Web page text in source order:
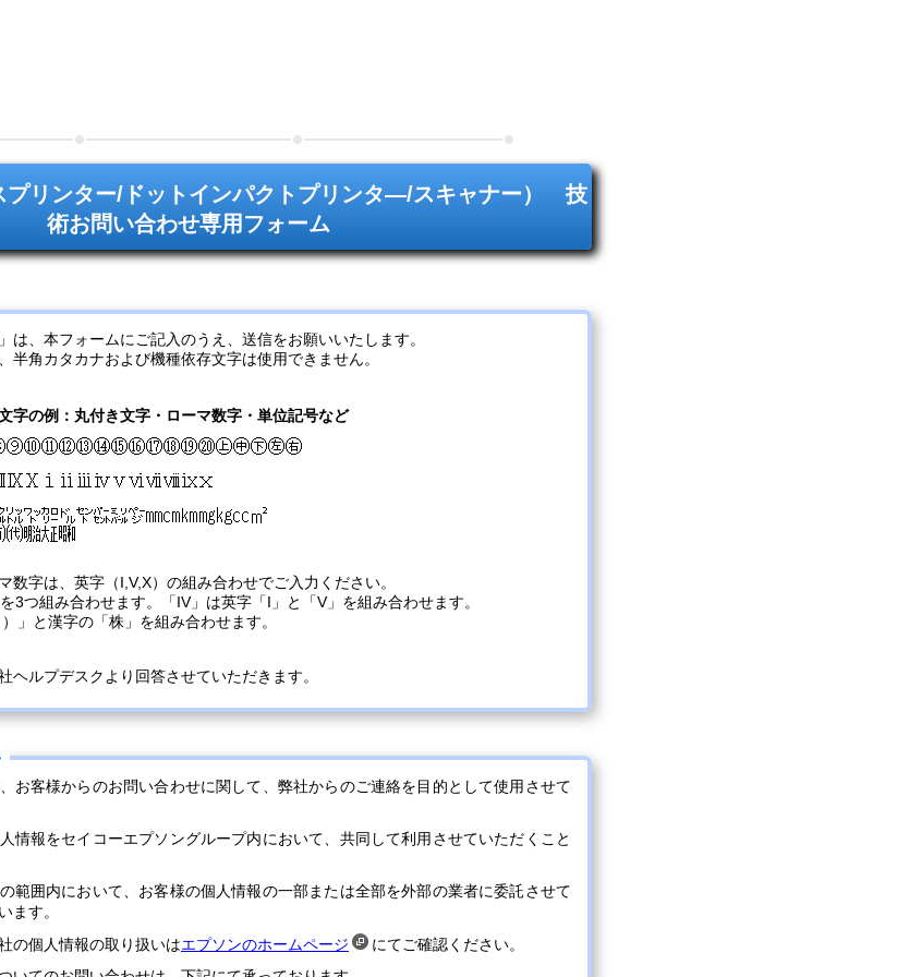
プリンター/ドットインパクトプリンタ―/スキャナー） 技
術お問い合わせ専用フォーム
は、本フォームにご記入のうえ、送信をお願いいたします。
半角カタカナおよび機種依存文字は使用できません。
字の例：丸付き文字・ローマ数字・単位記号など
数字は、英字（I,V,X）の組み合わせでご入力ください。
3つ組み合わせます。「IV」は英字「I」と「V」を組み合わせます。
」と漢字の「株」を組み合わせます。
ヘルプデスクより回答させていただきます。
お客様からのお問い合わせに関して、弊社からのご連絡を目的として使用させて
情報をセイコーエプソングループ内において、共同して利用させていただくこと
範囲内において、お客様の個人情報の一部または全部を外部の業者に委託させて
ます。
の個人情報の取り扱いはエプソンのホームページ
にてご確認ください。